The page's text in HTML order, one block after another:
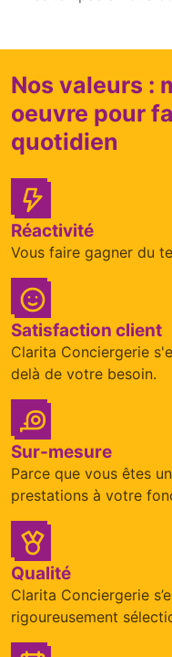
Nos valeurs :
oeuvre pour
quotidien
Réactivité
Vous faire gagner du
Satisfaction client
Clarita Conciergerie
delà de votre besoin.
Sur-mesure
Parce que vous êtes
prestations à votre
Qualité
Clarita Conciergerie
rigoureusement